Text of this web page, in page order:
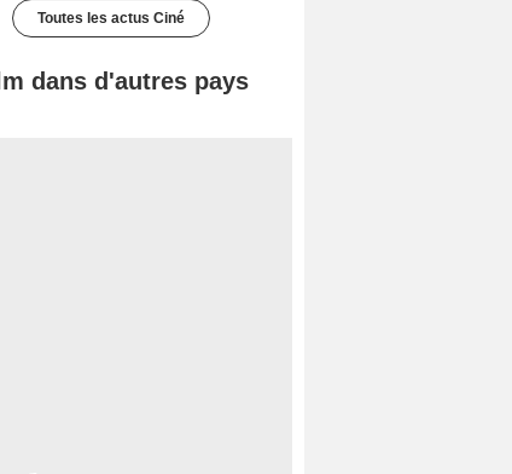
Toutes les actus Ciné
dans d'autres pays